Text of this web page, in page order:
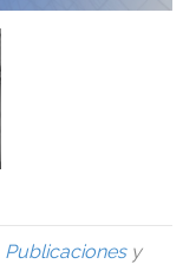
Publicacionesy